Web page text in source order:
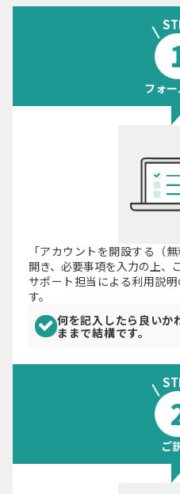
フォ
「アカウントを開設する（
開き、必要事項を入力の上、
サポート担当による利用説
す。
何を記入したら良いか
ままで結構です。
ご